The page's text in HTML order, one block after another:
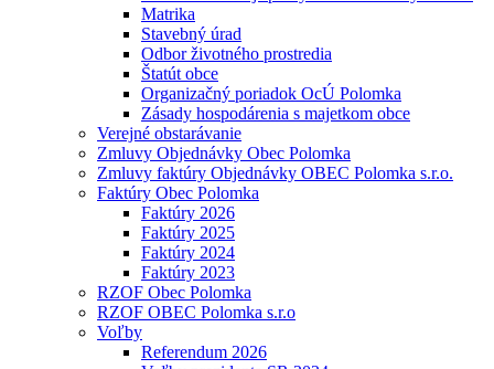
Matrika
Stavebný úrad
Odbor životného prostredia
Štatút obce
Organizačný poriadok OcÚ Polomka
Zásady hospodárenia s majetkom obce
Verejné obstarávanie
Zmluvy Objednávky Obec Polomka
Zmluvy faktúry Objednávky OBEC Polomka s.r.o.
Faktúry Obec Polomka
Faktúry 2026
Faktúry 2025
Faktúry 2024
Faktúry 2023
RZOF Obec Polomka
RZOF OBEC Polomka s.r.o
Voľby
Referendum 2026